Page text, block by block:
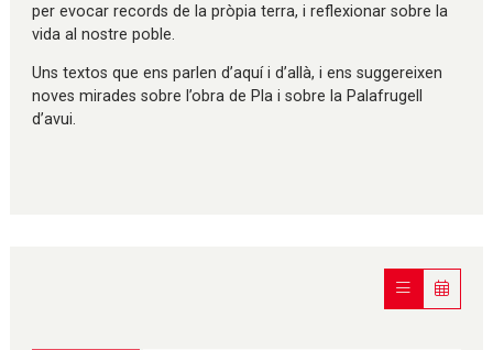
per evocar records de la pròpia terra, i reflexionar sobre la
vida al nostre poble.
Uns textos que ens parlen d’aquí i d’allà, i ens suggereixen
noves mirades sobre l’obra de Pla i sobre la Palafrugell
d’avui.